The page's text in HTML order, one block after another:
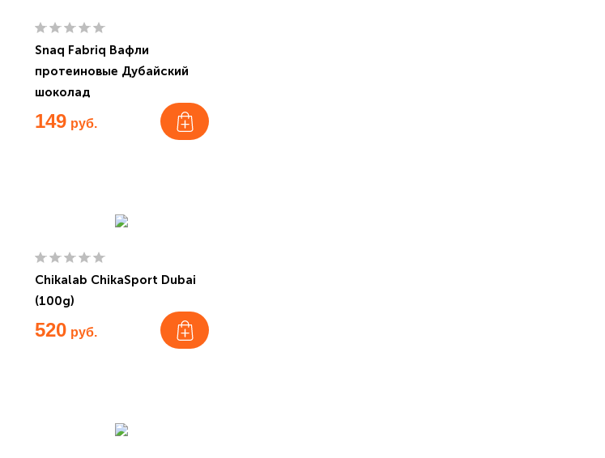
Snaq Fabriq Вафли
протеиновые Дубайский
шоколад
149 руб.
Chikalab ChikaSport Dubai
(100g)
520 руб.